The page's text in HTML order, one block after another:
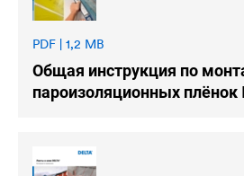
PDF | 1,2 MB
Общая инструкция по
пароизоляционных плёнок